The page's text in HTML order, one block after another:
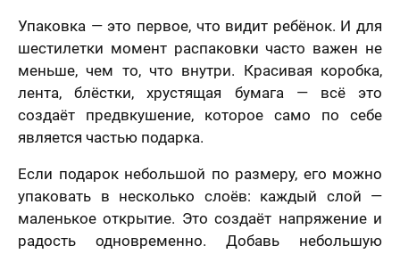
Упаковка — это первое, что видит ребёнок. И для
шестилетки момент распаковки часто важен не
меньше, чем то, что внутри. Красивая коробка,
лента, блёстки, хрустящая бумага — всё это
создаёт предвкушение, которое само по себе
является частью подарка.
Если подарок небольшой по размеру, его можно
упаковать в несколько слоёв: каждый слой —
маленькое открытие. Это создаёт напряжение и
радость одновременно. Добавь небольшую